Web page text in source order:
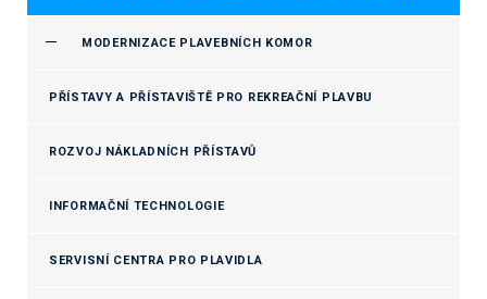
MODERNIZACE PLAVEBNÍCH KOMOR
PŘÍSTAVY A PŘÍSTAVIŠTĚ PRO REKREAČNÍ PLAVBU
ROZVOJ NÁKLADNÍCH PŘÍSTAVŮ
INFORMAČNÍ TECHNOLOGIE
SERVISNÍ CENTRA PRO PLAVIDLA